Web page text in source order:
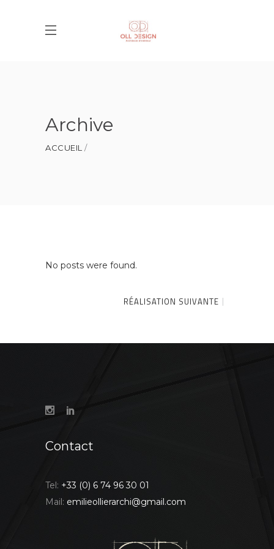
Archive
ACCUEIL
No posts were found.
RÉALISATION SUIVANTE
Contact
Tel: +33 (0) 6 74 96 30 01
Mail: emilieollierarchi@gmail.com